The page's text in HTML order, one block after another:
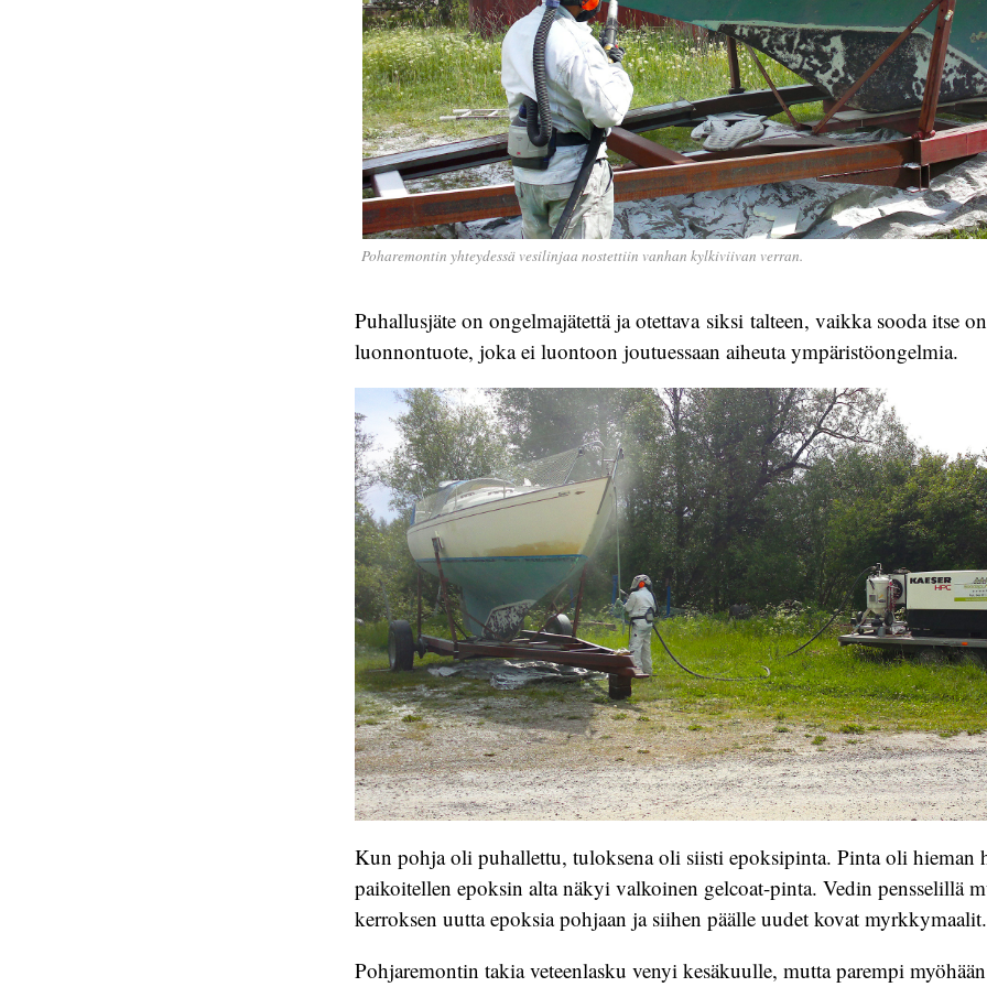
Poharemontin yhteydessä vesilinjaa nostettiin vanhan kylkiviivan verran.
Puhallusjäte on ongelmajätettä ja otettava siksi talteen, vaikka sooda itse
luonnontuote, joka ei luontoon joutuessaan aiheuta ympäristöongelmia.
Kun pohja oli puhallettu, tuloksena oli siisti epoksipinta. Pinta oli hieman
paikoitellen epoksin alta näkyi valkoinen gelcoat-pinta. Vedin pensselillä
kerroksen uutta epoksia pohjaan ja siihen päälle uudet kovat myrkkymaalit.
Pohjaremontin takia veteenlasku venyi kesäkuulle, mutta parempi